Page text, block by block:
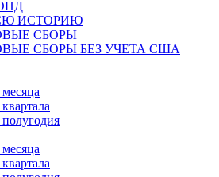
ИСТОРИЮ
СБОРЫ
СБОРЫ БЕЗ УЧЕТА США